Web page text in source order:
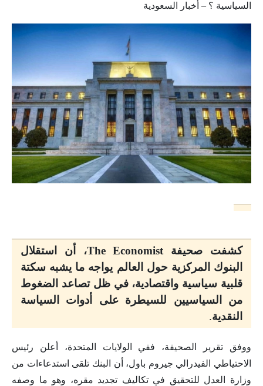
السياسية ؟ – أخبار السعودية
كشفت صحيفة The Economist، أن استقلال
البنوك المركزية حول العالم يواجه ما يشبه سكتة
قلبية سياسية واقتصادية، في ظل تصاعد الضغوط
من السياسيين للسيطرة على أدوات السياسة
النقدية.
ووفق تقرير الصحيفة، ففي الولايات المتحدة، أعلن رئيس
الاحتياطي الفيدرالي جيروم باول، أن البنك تلقى استدعاءات من
وزارة العدل للتحقيق في تكاليف تجديد مقره، وهو ما وصفه